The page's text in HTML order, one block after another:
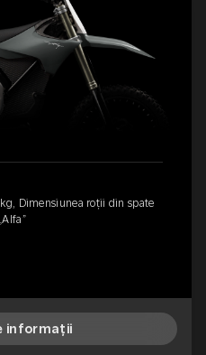
Dimensiunea roții din spate
informații